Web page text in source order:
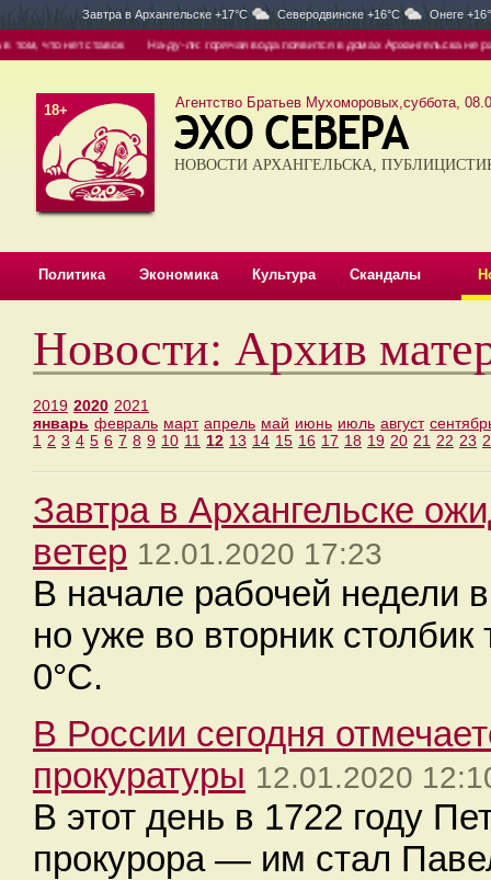
Завтра в Архангельске +17°C Северодвинске +16°C Онеге
что нет ставок На-ду-ли: горячая вода появится в домах Архангельска не
18+ Агентство Братьев Мухоморовых,суббота,
НОВОСТИ АРХАНГЕЛЬСКА,
Политика Экономика Культура Скандалы
Новости: Архив
2019 2020 2021
январь февраль март апрель май июнь июль август
1 2 3 4 5 6 7 8 9 10 11 12 13 14 15 16 17 18 19 20 21 22 23
Завтра в Архангельске
ветер 12.01.2020 17:23
В начале рабочей недели
но уже во вторник
0°C.
В России сегодня
прокуратуры 12.01.2020
В этот день в 1722 году
прокурора — им стал